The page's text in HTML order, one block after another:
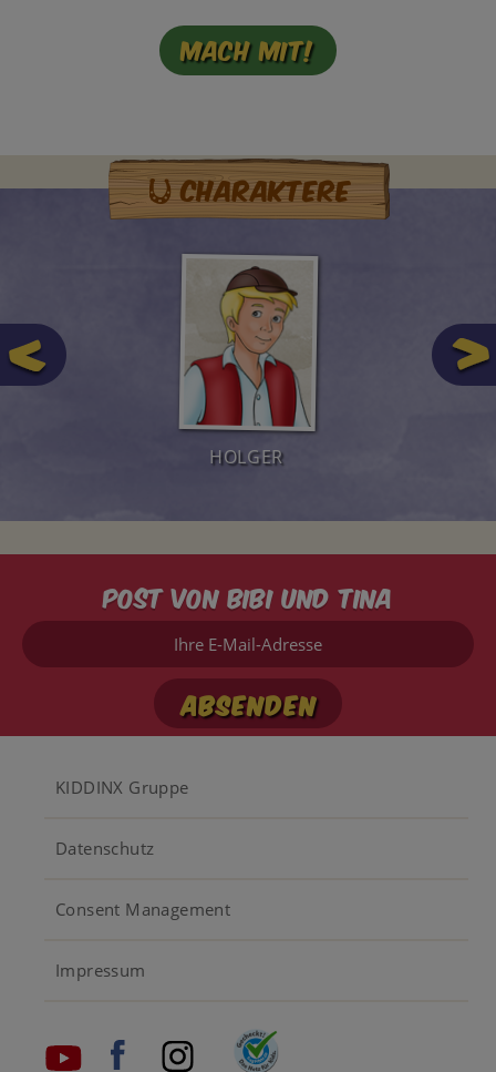
Mach mit!
Charaktere
HOLGER
Post von Bibi und Tina
Ihre
Mail-
Footer
KIDDINX Gruppe
Datenschutz
Consent Management
Impressum
Social